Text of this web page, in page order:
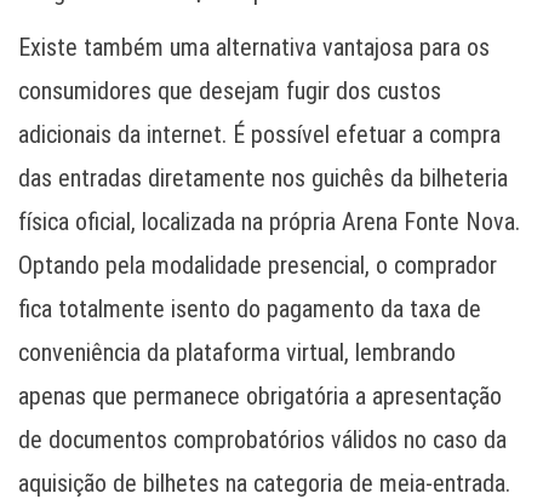
Existe também uma alternativa vantajosa para os
consumidores que desejam fugir dos custos
adicionais da internet. É possível efetuar a compra
das entradas diretamente nos guichês da bilheteria
física oficial, localizada na própria Arena Fonte Nova.
Optando pela modalidade presencial, o comprador
fica totalmente isento do pagamento da taxa de
conveniência da plataforma virtual, lembrando
apenas que permanece obrigatória a apresentação
de documentos comprobatórios válidos no caso da
aquisição de bilhetes na categoria de meia-entrada.